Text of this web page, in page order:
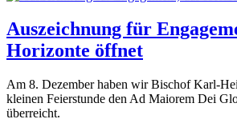
Auszeichnung für
Horizonte öffnet
Am 8. Dezember haben wir Bischof Karl-
kleinen Feierstunde den Ad Maiorem Dei
überreicht.